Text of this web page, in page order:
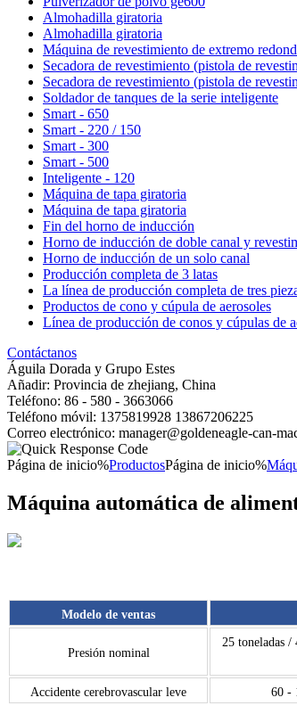
Almohadilla giratoria
Almohadilla giratoria
Máquina de revestimiento de extremo
Secadora de revestimiento (pistola de
Secadora de revestimiento (pistola de
Soldador de tanques de la serie inteligente
Smart - 650
Smart - 220 / 150
Smart - 300
Smart - 500
Inteligente - 120
Máquina de tapa giratoria
Máquina de tapa giratoria
Fin del horno de inducción
Horno de inducción de doble canal y
Horno de inducción de un solo canal
Producción completa de 3 latas
La línea de producción completa de tres
Productos de cono y cúpula de aerosoles
Línea de producción de conos y cúpulas de
Contáctanos
Águila Dorada y Grupo Estes
Añadir: Provincia de zhejiang, China
Teléfono: 86 - 580 - 3663066
Teléfono móvil: 1375819928 13867206225
Correo electrónico: manager@goldeneagle-can-
Página de inicio%ProductosPágina de inicio%
Máquina automática de
Modelo de ventas
Presión nominal
25 toneladas /
Accidente cerebrovascular leve 60 -